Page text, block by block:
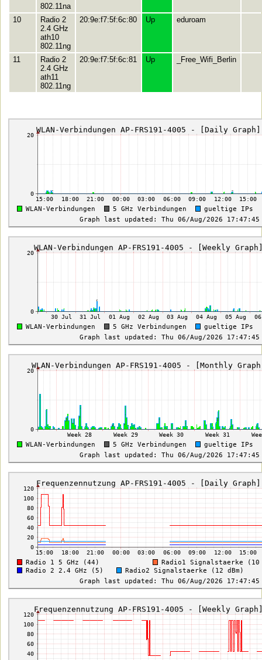
802.11na
10
Radio 2
2.4 GHz
ath10
802.11ng
20:9e:f7:5f:6c:80 Up eduroam
11
Radio 2
2.4 GHz
ath11
802.11ng
20:9e:f7:5f:6c:81 Up _Free_Wifi_Berlin